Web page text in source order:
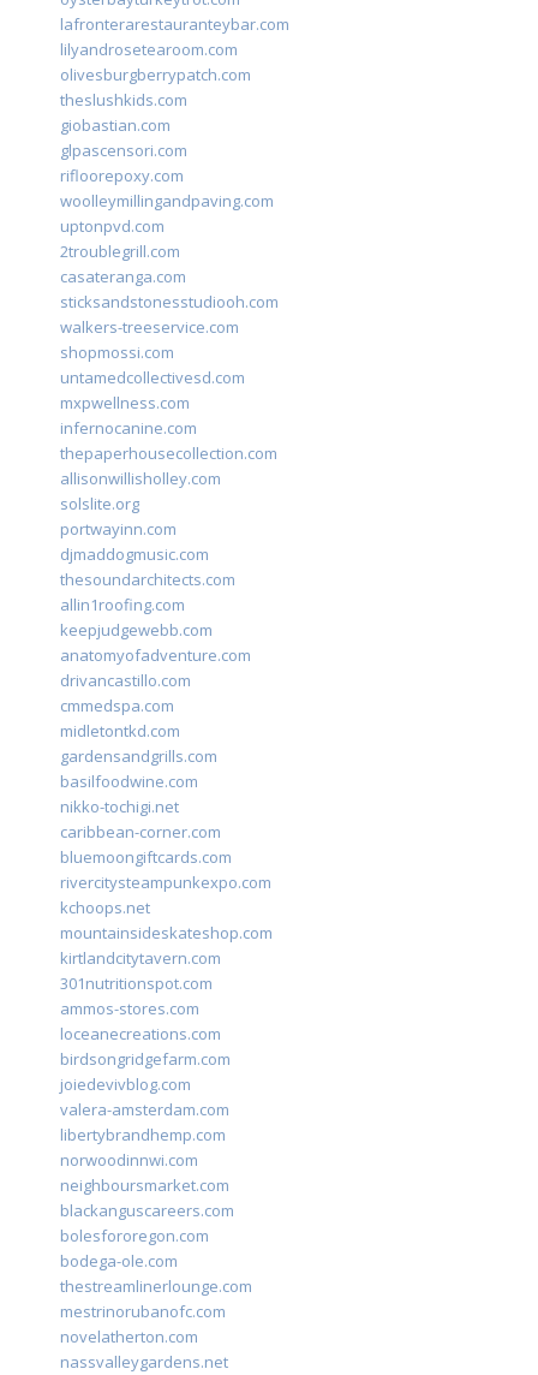
lafronterarestauranteybar.com
lilyandrosetearoom.com
olivesburgberrypatch.com
theslushkids.com
giobastian.com
glpascensori.com
rifloorepoxy.com
woolleymillingandpaving.com
uptonpvd.com
2troublegrill.com
casateranga.com
sticksandstonesstudiooh.com
walkers-treeservice.com
shopmossi.com
untamedcollectivesd.com
mxpwellness.com
infernocanine.com
thepaperhousecollection.com
allisonwillisholley.com
solslite.org
portwayinn.com
djmaddogmusic.com
thesoundarchitects.com
allin1roofing.com
keepjudgewebb.com
anatomyofadventure.com
drivancastillo.com
cmmedspa.com
midletontkd.com
gardensandgrills.com
basilfoodwine.com
nikko-tochigi.net
caribbean-corner.com
bluemoongiftcards.com
rivercitysteampunkexpo.com
kchoops.net
mountainsideskateshop.com
kirtlandcitytavern.com
301nutritionspot.com
ammos-stores.com
loceanecreations.com
birdsongridgefarm.com
joiedevivblog.com
valera-amsterdam.com
libertybrandhemp.com
norwoodinnwi.com
neighboursmarket.com
blackanguscareers.com
bolesfororegon.com
bodega-ole.com
thestreamlinerlounge.com
mestrinorubanofc.com
novelatherton.com
nassvalleygardens.net